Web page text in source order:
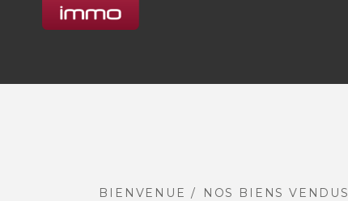
BIENVENUE NOS BIENS VENDUS